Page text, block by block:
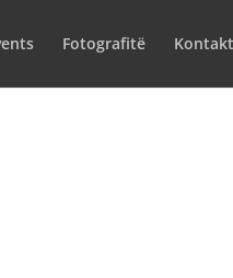
Fotografitë Kontakt